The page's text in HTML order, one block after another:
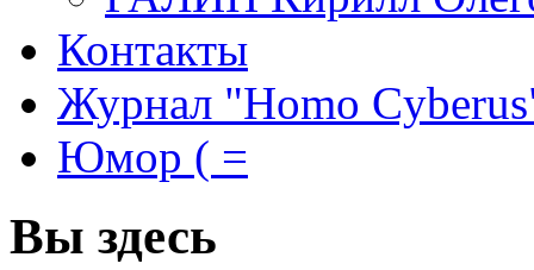
Контакты
Журнал "Homo
Юмор ( =
Вы здесь